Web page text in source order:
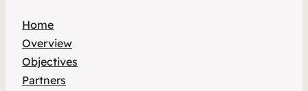
Home
Overview
Objectives
Partners